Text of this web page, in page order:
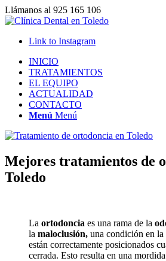
Llámanos al 925 165 106
Link to Instagram
INICIO
TRATAMIENTOS
EL EQUIPO
ACTUALIDAD
CONTACTO
Menú Menú
Mejores tratamientos de
Toledo
La ortodoncia es una rama de la
la maloclusión, una condición en
están correctamente posicionados
cerrada. Esto resulta en una